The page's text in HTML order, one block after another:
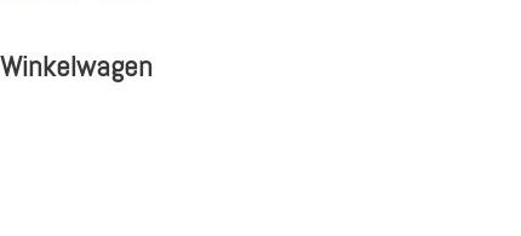
Winkelwagen